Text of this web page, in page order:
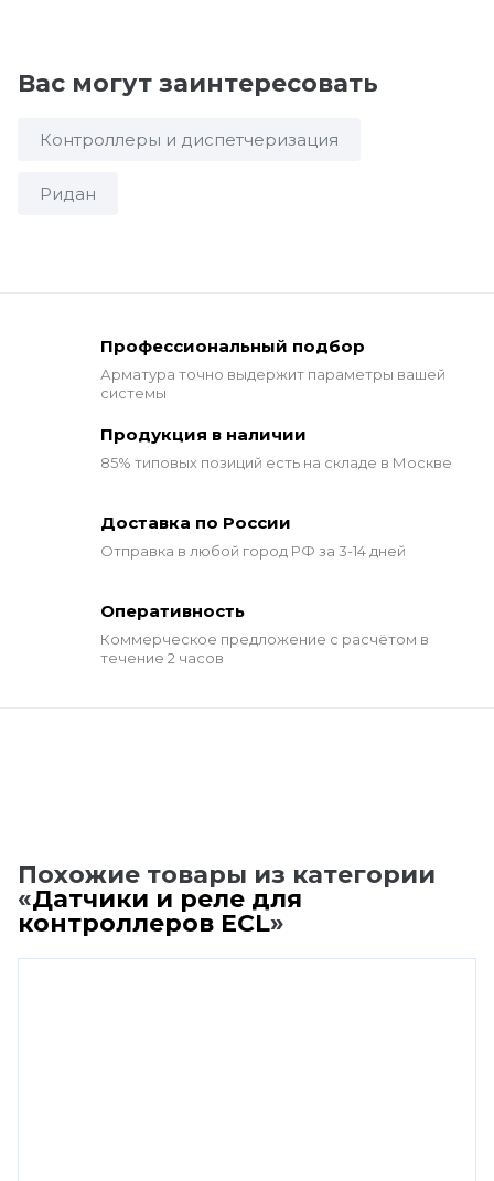
Вас могут заинтересовать
Контроллеры и диспетчеризация
Ридан
Профессиональный подбор
Арматура точно выдержит параметры вашей
системы
Продукция в наличии
85% типовых позиций есть на складе в Москве
Доставка по России
Отправка в любой город РФ за 3-14 дней
Оперативность
Коммерческое предложение с расчётом в
течение 2 часов
Похожие товары из категории
«Датчики и реле для
контроллеров ECL»